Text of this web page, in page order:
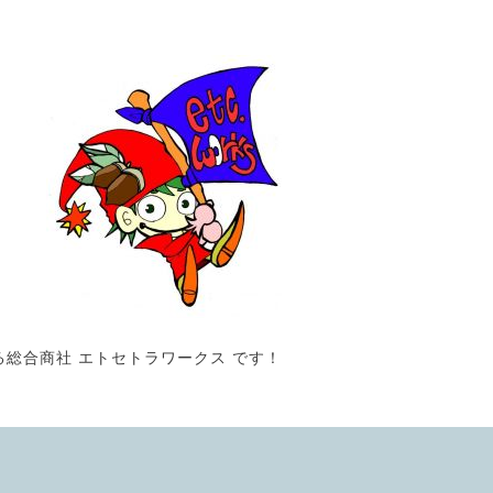
総合商社 エトセトラワークス です！